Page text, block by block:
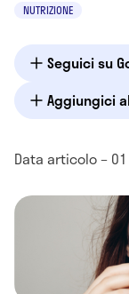
NUTRIZIONE
Seguici su
Aggiungici
Data articolo –